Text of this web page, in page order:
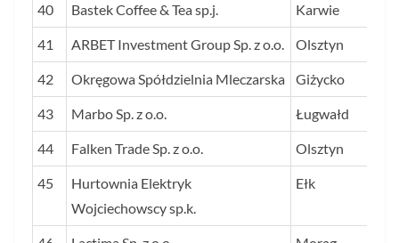
40 Bastek Coffee & Tea sp.j. Karwie
41 ARBET Investment Group Sp. z o.o. Olsztyn
42 Okręgowa Spółdzielnia Mleczarska Giżycko
43 Marbo Sp. z o.o. Ługwałd
44 Falken Trade Sp. z o.o. Olsztyn
45
Hurtownia Elektryk
Wojciechowscy sp.k.
Ełk